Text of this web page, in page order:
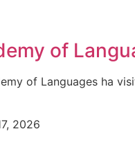
of
of Languages ha
2026